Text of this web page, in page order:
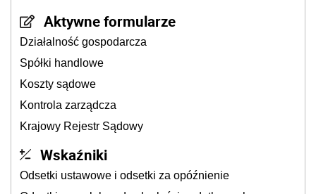
Aktywne formularze
Działalność gospodarcza
Spółki handlowe
Koszty sądowe
Kontrola zarządcza
Krajowy Rejestr Sądowy
Wskaźniki
Odsetki ustawowe i odsetki za opóźnienie